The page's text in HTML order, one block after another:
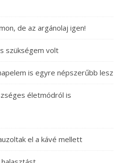
de az argánolaj igen!
szükségem volt
is egyre népszerűbb lesz
életmódról is
el a kávé mellett